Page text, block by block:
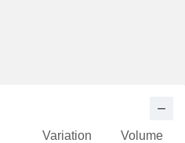
Variation
Volume